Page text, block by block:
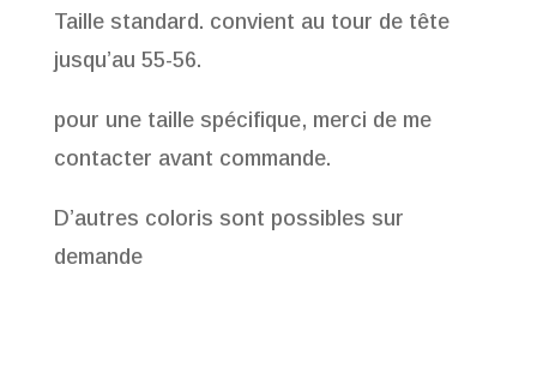
Taille standard. convient au tour de tête
jusqu’au 55-56.
pour une taille spécifique, merci de me
contacter avant commande.
D’autres coloris sont possibles sur
demande